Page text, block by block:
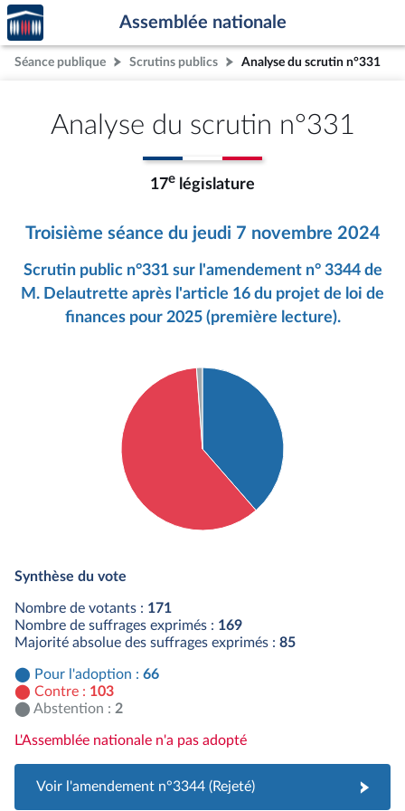
Aller au contenu
Aller en bas de la page
Accèder
à la
page
d'accueil
Assemblée nationale
Séance publique Scrutins publics Analyse du scrutin n°331
Analyse du scrutin n°331
17e législature
Troisième séance du jeudi 7 novembre 2024
Scrutin public n°331 sur l'amendement n° 3344 de
M. Delautrette après l'article 16 du projet de loi de
finances pour 2025 (première lecture).
Synthèse du vote
Nombre de votants : 171
Nombre de suffrages exprimés : 169
Majorité absolue des suffrages exprimés : 85
Pour l'adoption : 66
Contre : 103
Abstention : 2
L'Assemblée nationale n'a pas adopté
Voir l'amendement n°3344 (Rejeté)